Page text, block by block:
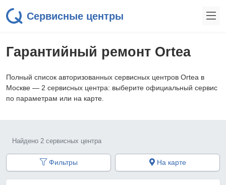
Сервисные центры
Гарантийный ремонт Ortea
Полный список авторизованных сервисных центров Ortea в
Москве — 2 сервисных центра: выберите официальный сервис
по параметрам или на карте.
Найдено 2 сервисных центра
Фильтры На карте